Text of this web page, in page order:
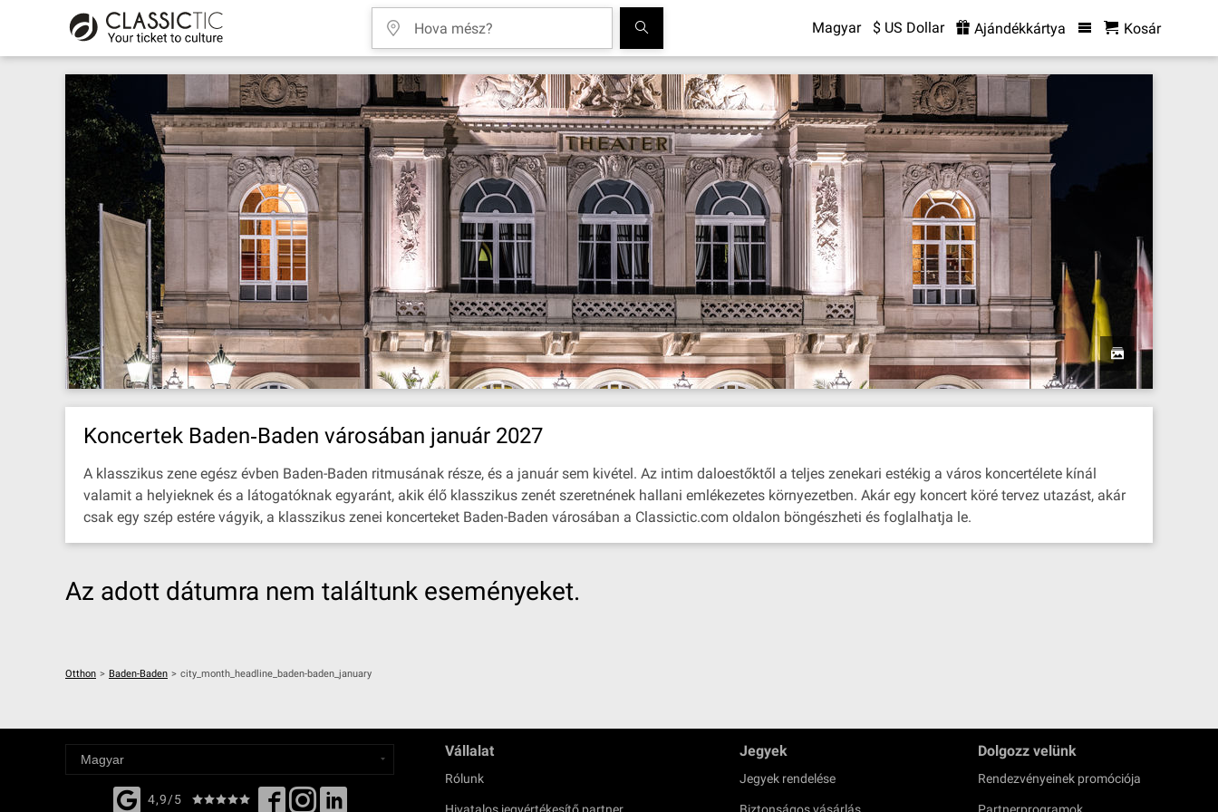
Magyar $ US Dollar Ajándékkártya Kosár
Koncertek Baden‐Baden városában január 2027
A klasszikus zene egész évben Baden-Baden ritmusának része, és a január sem kivétel. Az intim daloestőktől a teljes zenekari estékig a város koncertélete kínál
valamit a helyieknek és a látogatóknak egyaránt, akik élő klasszikus zenét szeretnének hallani emlékezetes környezetben. Akár egy koncert köré tervez utazást, akár
csak egy szép estére vágyik, a klasszikus zenei koncerteket Baden-Baden városában a Classictic.com oldalon böngészheti és foglalhatja le.
Az adott dátumra nem találtunk eseményeket.
Otthon > Baden-Baden > city_month_headline_baden-baden_january
4,9/5
Vállalat
Rólunk
Hivatalos jegyértékesítő partner
Jegyek
Jegyek rendelése
Biztonságos vásárlás
Dolgozz velünk
Rendezvényeinek promóciója
Partnerprogramok